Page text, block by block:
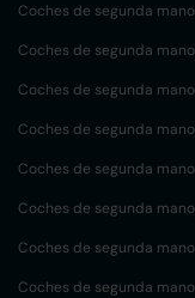
Coches de segunda
Coches de segunda
Coches de segunda
Coches de segunda
Coches de segunda
Coches de segunda
Coches de segunda
Coches de segunda